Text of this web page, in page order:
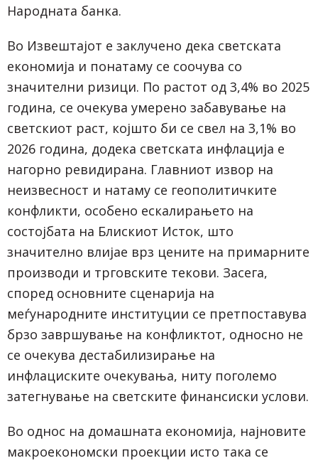
Народната банка.
Во Извештајот е заклучено дека светската
економија и понатаму се соочува со
значителни ризици. По растот од 3,4% во 2025
година, се очекува умерено забавување на
светскиот раст, којшто би се свел на 3,1% во
2026 година, додека светската инфлација е
нагорно ревидирана. Главниот извор на
неизвесност и натаму се геополитичките
конфликти, особено ескалирањето на
состојбата на Блискиот Исток, што
значително влијае врз цените на примарните
производи и трговските текови. Засега,
според основните сценарија на
меѓународните институции се претпоставува
брзо завршување на конфликтот, односно не
се очекува дестабилизирање на
инфлациските очекувања, ниту поголемо
затегнување на светските финансиски услови.
Во однос на домашната економија, најновите
макроекономски проекции исто така се